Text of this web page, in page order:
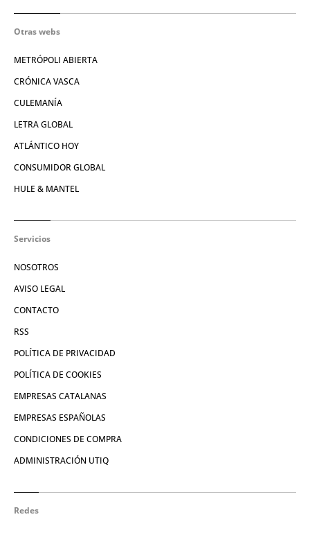
Otras webs
METRÓPOLI ABIERTA
CRÓNICA VASCA
CULEMANÍA
LETRA GLOBAL
ATLÁNTICO HOY
CONSUMIDOR GLOBAL
HULE & MANTEL
Servicios
NOSOTROS
AVISO LEGAL
CONTACTO
RSS
POLÍTICA DE PRIVACIDAD
POLÍTICA DE COOKIES
EMPRESAS CATALANAS
EMPRESAS ESPAÑOLAS
CONDICIONES DE COMPRA
ADMINISTRACIÓN UTIQ
Redes